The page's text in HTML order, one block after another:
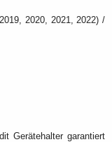
2020, 2021, 2022) /
Gerätehalter garantiert